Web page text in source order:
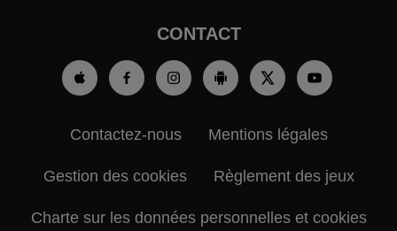
CONTACT
Contactez-nous Mentions légales
Gestion des cookies Règlement des jeux
Charte sur les données personnelles et cookies